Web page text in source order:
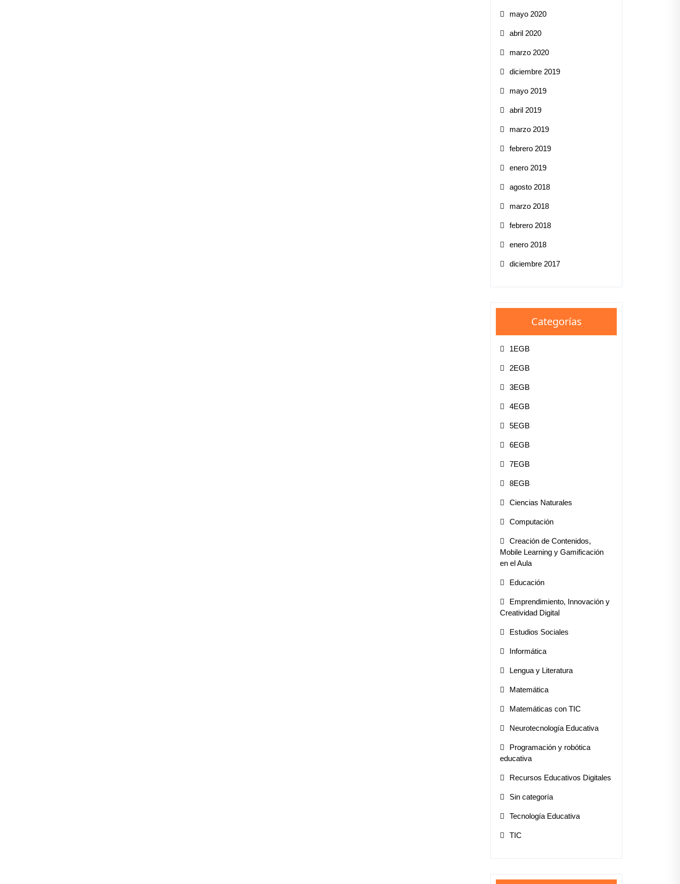
mayo 2020
abril 2020
marzo 2020
diciembre 2019
mayo 2019
abril 2019
marzo 2019
febrero 2019
enero 2019
agosto 2018
marzo 2018
febrero 2018
enero 2018
diciembre 2017
Categorías
1EGB
2EGB
3EGB
4EGB
5EGB
6EGB
7EGB
8EGB
Ciencias Naturales
Computación
Creación de Contenidos,
Mobile Learning y Gamificación
en el Aula
Educación
Emprendimiento, Innovación y
Creatividad Digital
Estudios Sociales
Informática
Lengua y Literatura
Matemática
Matemáticas con TIC
Neurotecnología Educativa
Programación y robótica
educativa
Recursos Educativos Digitales
Sin categoría
Tecnología Educativa
TIC